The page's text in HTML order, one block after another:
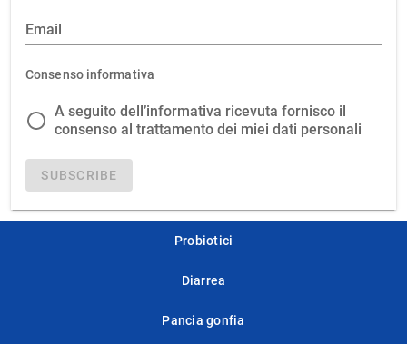
Email
Consenso informativa
A seguito dell’informativa ricevuta fornisco il
consenso al trattamento dei miei dati personali
SUBSCRIBE
Probiotici
Diarrea
Pancia gonfia